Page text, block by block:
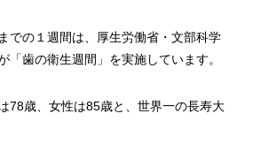
での１週間は、厚生労働省・文部科学
「歯の衛生週間」を実施しています。
78歳、女性は85歳と、世界一の長寿大